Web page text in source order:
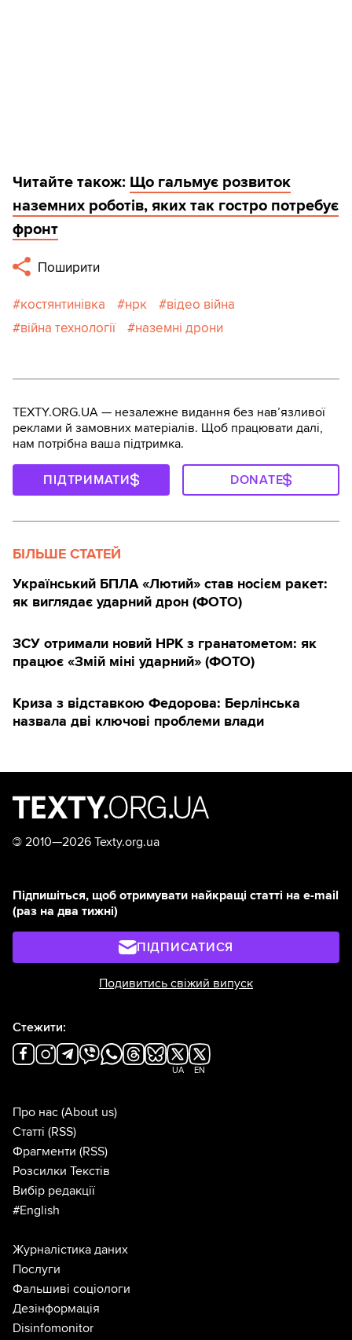
Читайте також: Що гальмує розвиток
наземних роботів, яких так гостро потребує
фронт
Поширити
костянтинівка нрк
відео війна
війна технології
наземні дрони
TEXTY.ORG.UA — незалежне видання без навʼязливої
реклами й замовних матеріалів. Щоб працювати далі,
нам потрібна ваша підтримка.
ПІДТРИМАТИ DONATE
БІЛЬШЕ СТАТЕЙ
Український БПЛА «Лютий» став носієм ракет:
як виглядає ударний дрон (ФОТО)
ЗСУ отримали новий НРК з гранатометом: як
працює «Змій міні ударний» (ФОТО)
Криза з відставкою Федорова: Берлінська
назвала дві ключові проблеми влади
© 2010—2026 Texty.org.ua
Підпишіться, щоб отримувати найкращі статті на e-mail
(раз на два тижні)
ПІДПИСАТИСЯ
Подивитись свіжий випуск
Стежити:
UA EN
Про нас (About us)
Статті (RSS)
Фрагменти (RSS)
Розсилки Текстів
Вибір редакції
#English
Журналістика даних
Послуги
Фальшиві соціологи
Дезінформація
Disinfomonitor